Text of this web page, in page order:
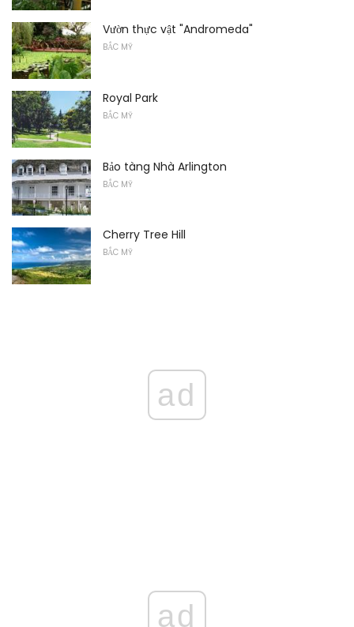
Vườn thực vật "Andromeda"
BẮC MỸ
Royal Park
BẮC MỸ
Bảo tàng Nhà Arlington
BẮC MỸ
Cherry Tree Hill
BẮC MỸ
ad
ad